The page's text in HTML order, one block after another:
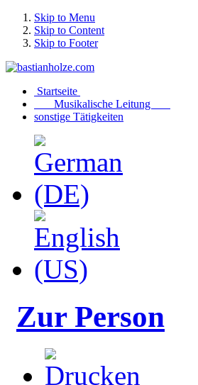
Skip to Menu
Skip to Content
Skip to Footer
Startseite
Musikalische Leitung
sonstige Tätigkeiten
Zur Person